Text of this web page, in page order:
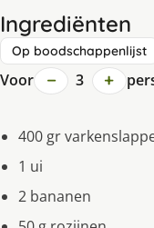
Ingrediënten
Op boodschappenlijst
Voor − 3 +
400 gr
1 ui
2 bananen